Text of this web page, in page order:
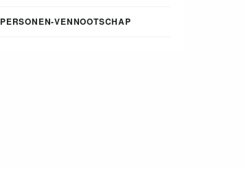
PERSONEN-VENNOOTSCHAP